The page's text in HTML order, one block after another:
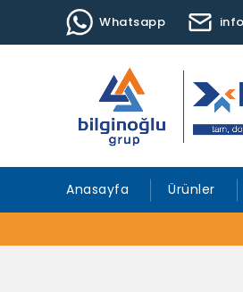
Whatsapp
Anasayfa Ürünler